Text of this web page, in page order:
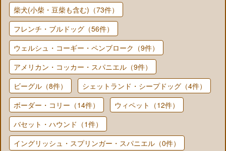
柴犬(小柴・豆柴も含む)（73件）
フレンチ・ブルドッグ（56件）
ウェルシュ・コーギー・ペンブローク（9件）
アメリカン・コッカー・スパニエル（9件）
ビーグル（8件）
シェットランド・シープドッグ（4件）
ボーダー・コリー（14件）
ウィペット（12件）
バセット・ハウンド（1件）
イングリッシュ・スプリンガー・スパニエル（0件）